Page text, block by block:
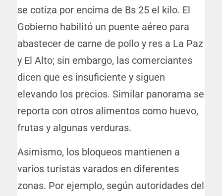
se cotiza por encima de Bs 25 el kilo. El
Gobierno habilitó un puente aéreo para
abastecer de carne de pollo y res a La Paz
y El Alto; sin embargo, las comerciantes
dicen que es insuficiente y siguen
elevando los precios. Similar panorama se
reporta con otros alimentos como huevo,
frutas y algunas verduras.
Asimismo, los bloqueos mantienen a
varios turistas varados en diferentes
zonas. Por ejemplo, según autoridades del